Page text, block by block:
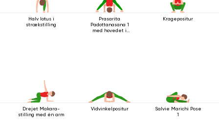
Halv lotus i
strækstilling
Prasarita
Padottanasana 1
med hovedet i
Kragepositur
Drejet Makara-
stilling med én arm
Vidvinkelpositur
Salvie Marichi Pose
1